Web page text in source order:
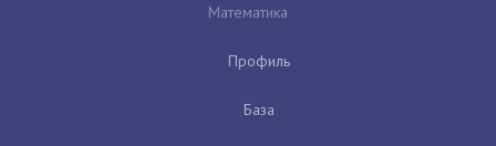
Математика
Профиль
База